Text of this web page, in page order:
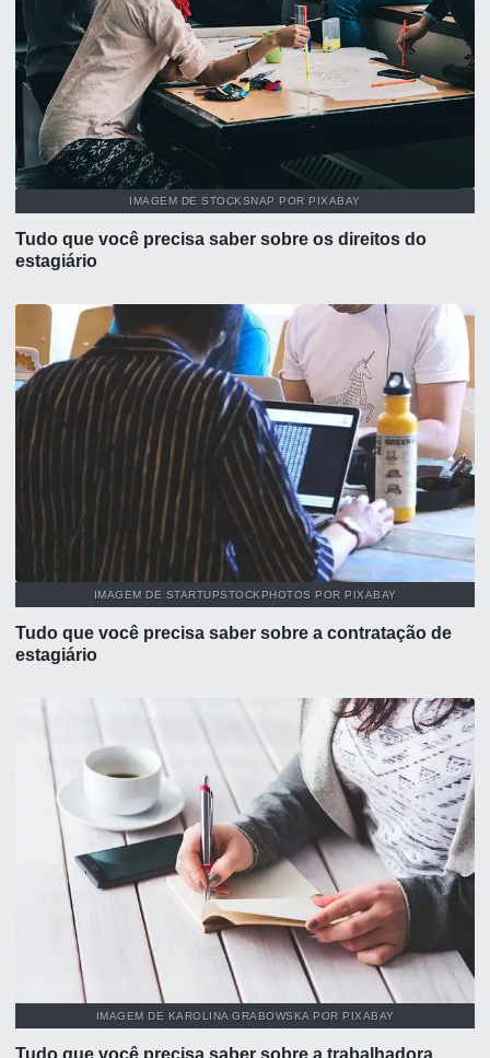
IMAGEM DE STOCKSNAP POR PIXABAY
Tudo que você precisa saber sobre os direitos do
estagiário
IMAGEM DE STARTUPSTOCKPHOTOS POR PIXABAY
Tudo que você precisa saber sobre a contratação de
estagiário
IMAGEM DE KAROLINA GRABOWSKA POR PIXABAY
Tudo que você precisa saber sobre a trabalhadora